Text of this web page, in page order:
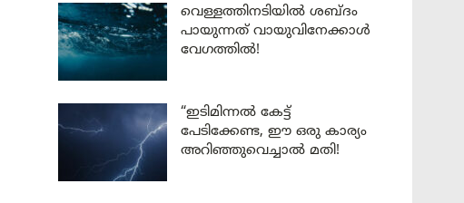
വെള്ളത്തിനടിയിൽ ശബ്ദം
പായുന്നത് വായുവിനേക്കാൾ
വേഗത്തിൽ!
“ഇടിമിന്നൽ കേട്ട്
പേടിക്കേണ്ട, ഈ ഒരു കാര്യം
അറിഞ്ഞുവെച്ചാൽ മതി!